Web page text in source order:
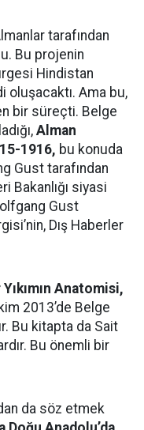
tarafından
Bu projenin
Hindistan
oluşacaktı. Ama bu,
bir süreçti. Belge
Alman
1916, bu konuda
Gust tarafından
Bakanlığı siyasi
Gust
Dış Haberler
Anatomisi,
2013’de Belge
Bu kitapta da Sait
Bu önemli bir
da söz etmek